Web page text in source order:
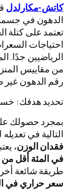
كاتش‑مكارلدل
تعتمد على كتلة
احتياجات
الرياضيين جدًا.
من مقاييس
رقم الدهون غير
تحديد هدفك:
بمجرد حصولك
التالية في
فقدان الوزن،
في المئة أقل من
طريقة شائعة
سعر حراري في